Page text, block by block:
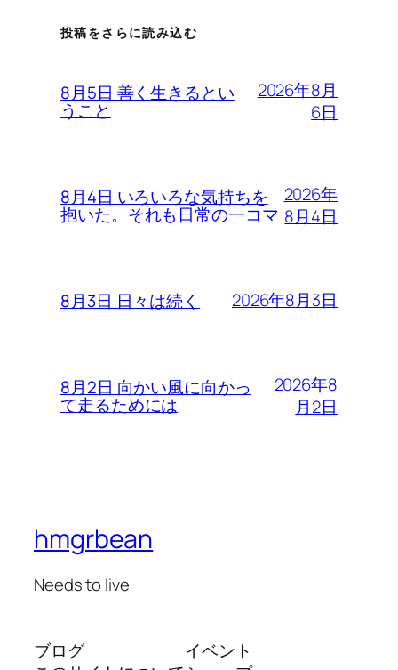
投稿をさらに読み込む
8月5日 善く生きるとい
うこと
2026年8月
6日
8月4日 いろいろな気持ちを
抱いた。それも日常の一コマ
2026年
8月4日
8月3日 日々は続く 2026年8月3日
8月2日 向かい風に向かっ
て走るためには
2026年8
月2日
hmgrbean
Needs to live
ブログ
イベント